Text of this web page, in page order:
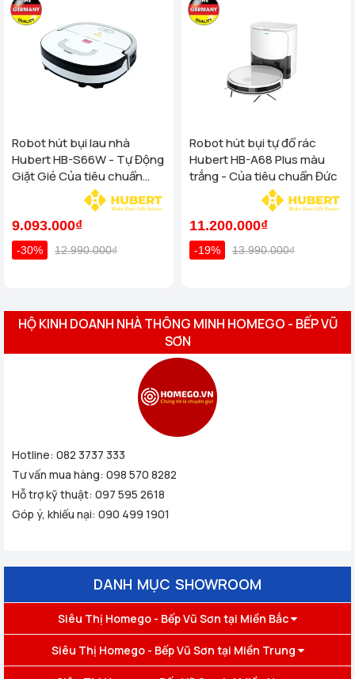
Robot hút bụi lau nhà
Hubert HB-S66W - Tự Động
Giặt Giẻ Của tiêu chuẩn
9.093.000₫
-30% 12.990.000₫
Robot hút bụi tự đổ rác
Hubert HB-A68 Plus màu
trắng - Của tiêu chuẩn Đức
11.200.000₫
-19% 13.990.000₫
HỘ KINH DOANH NHÀ THÔNG MINH HOMEGO - BẾP VŨ
SƠN
Hotline: 082 3737 333
Tư vấn mua hàng: 098 570 8282
Hỗ trợ kỹ thuật: 097 595 2618
Góp ý, khiếu nại: 090 499 1901
DANH MỤC SHOWROOM
Siêu Thị Homego - Bếp Vũ Sơn tại Miền Bắc
Siêu Thị Homego - Bếp Vũ Sơn tại Miền Trung